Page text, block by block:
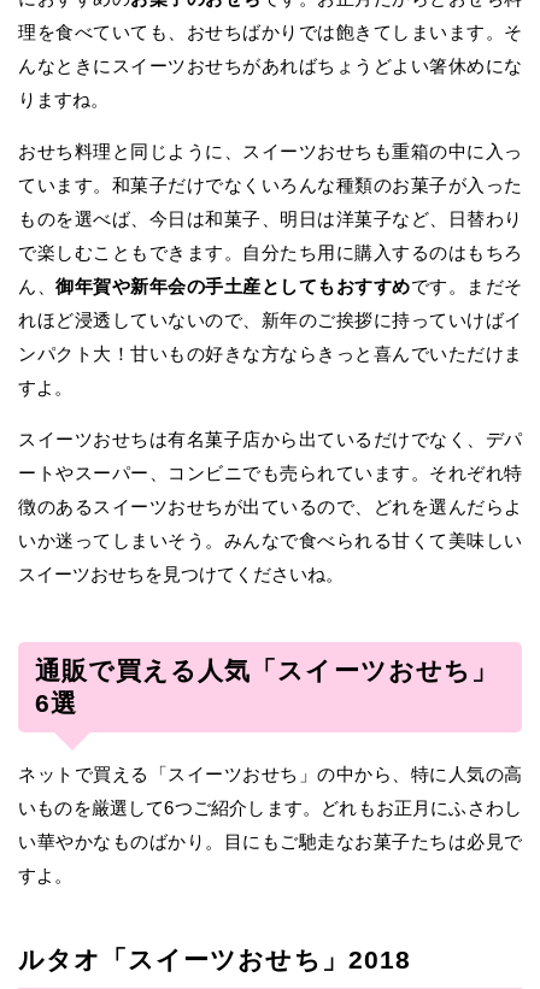
理を食べていても、おせちばかりでは飽きてしまいます。そ
んなときにスイーツおせちがあればちょうどよい箸休めにな
りますね。
おせち料理と同じように、スイーツおせちも重箱の中に入っ
ています。和菓子だけでなくいろんな種類のお菓子が入った
ものを選べば、今日は和菓子、明日は洋菓子など、日替わり
で楽しむこともできます。自分たち用に購入するのはもちろ
ん、 御年賀や新年会の手土産としてもおすすめです。まだそ
れほど浸透していないので、新年のご挨拶に持っていけばイ
ンパクト大！甘いもの好きな方ならきっと喜んでいただけま
すよ。
スイーツおせちは有名菓子店から出ているだけでなく、デパ
ートやスーパー、コンビニでも売られています。それぞれ特
徴のあるスイーツおせちが出ているので、どれを選んだらよ
いか迷ってしまいそう。みんなで食べられる甘くて美味しい
スイーツおせちを見つけてくださいね。
通販で買える人気「スイーツおせち」
6選
ネットで買える「スイーツおせち」の中から、特に人気の高
いものを厳選して6つご紹介します。どれもお正月にふさわし
い華やかなものばかり。目にもご馳走なお菓子たちは必見で
すよ。
ルタオ「スイーツおせち」2018